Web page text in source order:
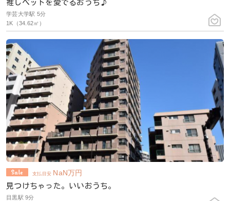
推しペットを愛でるおうち♪
学芸大学駅 5分
1K（34.62㎡）
支払目安 NaN万円
見つけちゃった。いいおうち。
目黒駅 9分